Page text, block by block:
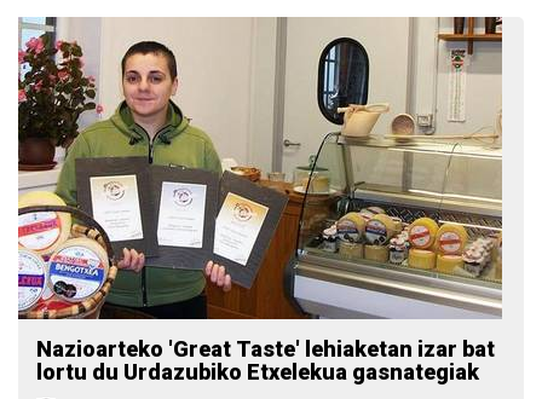
Nazioarteko 'Great Taste' lehiaketan izar bat
lortu du Urdazubiko Etxelekua gasnategiak